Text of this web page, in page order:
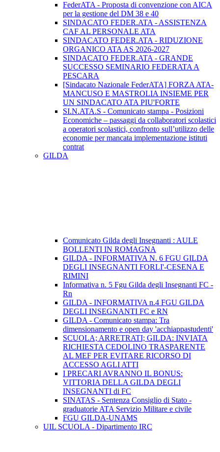
FederATA - Proposta di convenzione con AICA
per la gestione del DM 38 e 40
SINDACATO FEDER.ATA - ASSISTENZA
CAF AL PERSONALE ATA
SINDACATO FEDER.ATA - RIDUZIONE
ORGANICO ATA AS 2026-2027
SINDACATO FEDER.ATA - GRANDE
SUCCESSO SEMINARIO FEDERATA A
PESCARA
[Sindacato Nazionale FederATA] FORZA ATA-
MANCUSO E MASTROLIA INSIEME PER
UN SINDACATO ATA PIU'FORTE
SI.N.ATA.S - Comunicato stampa - Posizioni
Economiche – passaggi da collaboratori scolastici
a operatori scolastici, confronto sull’utilizzo delle
economie per mancata implementazione istituti
contrat
GILDA
Comunicato Gilda degli Insegnanti : AULE
BOLLENTI IN ROMAGNA
GILDA - INFORMATIVA N. 6 FGU GILDA
DEGLI INSEGNANTI FORLI'-CESENA E
RIMINI
Informativa n. 5 Fgu Gilda degli Insegnanti FC -
Rn
GILDA - INFORMATIVA n.4 FGU GILDA
DEGLI INSEGNANTI FC e RN
GILDA - Comunicato stampa: Tra
dimensionamento e open day 'acchiappastudenti'
SCUOLA; ARRETRATI; GILDA: INVIATA
RICHIESTA CEDOLINO TRASPARENTE
AL MEF PER EVITARE RICORSO DI
ACCESSO AGLI ATTI
I PRECARI AVRANNO IL BONUS:
VITTORIA DELLA GILDA DEGLI
INSEGNANTI di FC
SINATAS - Sentenza Consiglio di Stato -
graduatorie ATA Servizio Militare e civile
FGU GILDA-UNAMS
UIL SCUOLA - Dipartimento IRC